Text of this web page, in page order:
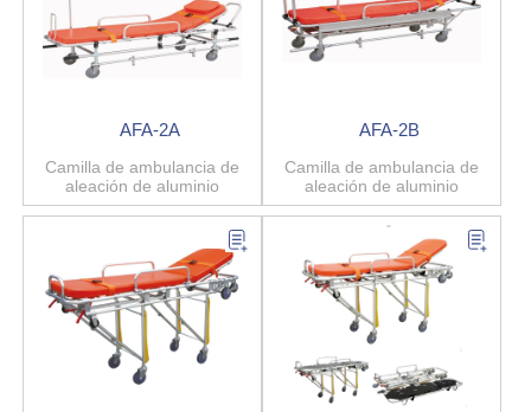
AFA-2A
Camilla de ambulancia de
aleación de aluminio
AFA-2B
Camilla de ambulancia de
aleación de aluminio